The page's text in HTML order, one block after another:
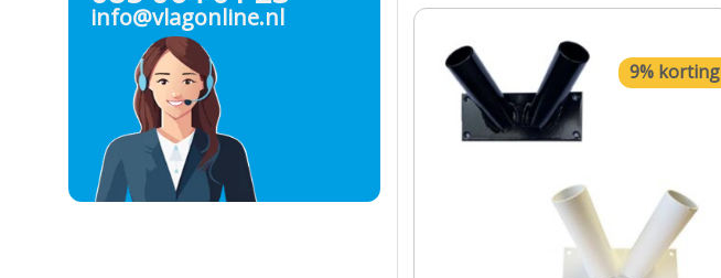
info@vlagonline.nl
9% korting